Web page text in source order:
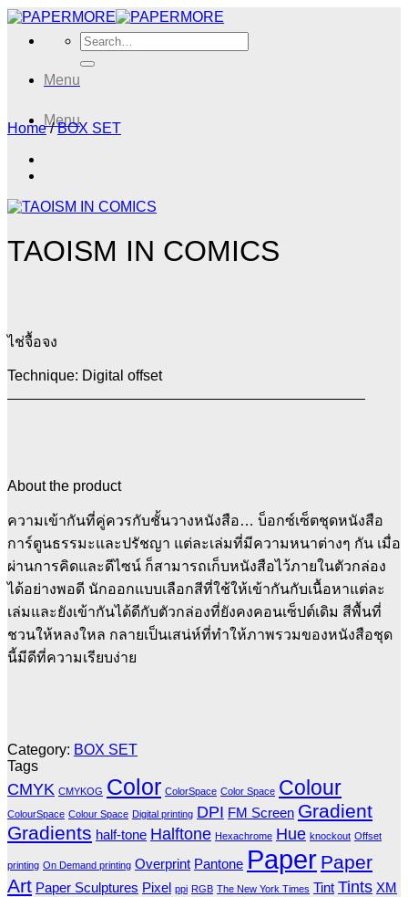
Skip
content
Search
for:
Menu
Menu
Home / BOX SET
TAOISM IN COMICS
ไช่จื้อจง
Technique: Digital offset
About the product
ความเข้ากันที่คู่ควรกับชั้นวางหนังสือ… บ็อกซ์เซ็ตชุดหนังสือ
การ์ตูนธรรมะและปรัชญา แต่ละเล่มที่มีความหนาต่างๆ กัน เมื่อ
ผ่านการคิดและดีไซน์ ก็สามารถเก็บหนังสือไว้ภายในตัวกล่อง
ได้อย่างพอดี นักออกแบบเลือกสีที่ใช้ให้เข้ากันกับเนื้อหาแต่ละ
เล่มและยังเข้ากันได้ดีกับตัวกล่องที่ยังคงคอนเซ็ปต์เดิม สีพื้นที่
ชวนให้หลงใหล กลายเป็นเสน่ห์ที่ทำให้ภาพรวมของหนังสือชุด
นี้มีดีที่ความเรียบง่าย
Category: BOX SET
Tags
CMYK CMYKOG Color ColorSpace Color Space Colour
ColourSpace Colour Space Digital printing DPI FM Screen Gradient
Gradients half-tone Halftone Hexachrome Hue knockout Offset
printing On Demand printing Overprint Pantone Paper Paper
Art Paper Sculptures Pixel ppi RGB The New York Times Tint Tints XM